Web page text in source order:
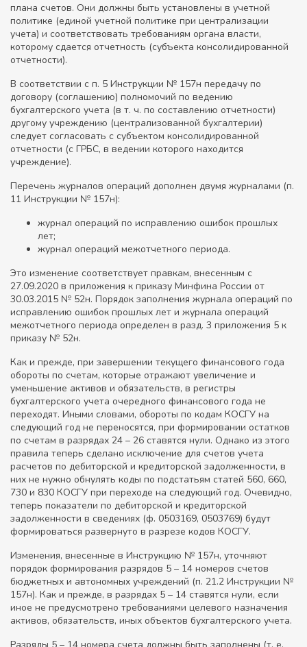
плана счетов. Они должны быть установлены в учетной
политике (единой учетной политике при централизации
учета) и соответствовать требованиям органа власти,
которому сдается отчетность (субъекта консолидированной
отчетности).
В соответствии с п. 5 Инструкции № 157н передачу по
договору (соглашению) полномочий по ведению
бухгалтерского учета (в т. ч. по составлению отчетности)
другому учреждению (централизованной бухгалтерии)
следует согласовать с субъектом консолидированной
отчетности (с ГРБС, в ведении которого находится
учреждение).
Перечень журналов операций дополнен двумя журналами (п.
11 Инструкции № 157н):
журнал операций по исправлению ошибок прошлых
лет;
журнал операций межотчетного периода.
Это изменение соответствует правкам, внесенным с
27.09.2020 в приложения к приказу Минфина России от
30.03.2015 № 52н. Порядок заполнения журнала операций по
исправлению ошибок прошлых лет и журнала операций
межотчетного периода определен в разд. 3 приложения 5 к
приказу № 52н.
Как и прежде, при завершении текущего финансового года
обороты по счетам, которые отражают увеличение и
уменьшение активов и обязательств, в регистры
бухгалтерского учета очередного финансового года не
переходят. Иными словами, обороты по кодам КОСГУ на
следующий год не переносятся, при формировании остатков
по счетам в разрядах 24 – 26 ставятся нули. Однако из этого
правила теперь сделано исключение для счетов учета
расчетов по дебиторской и кредиторской задолженности, в
них не нужно обнулять коды по подстатьям статей 560, 660,
730 и 830 КОСГУ при переходе на следующий год. Очевидно,
теперь показатели по дебиторской и кредиторской
задолженности в сведениях (ф. 0503169, 0503769) будут
формироваться развернуто в разрезе кодов КОСГУ.
Изменения, внесенные в Инструкцию № 157н, уточняют
порядок формирования разрядов 5 – 14 номеров счетов
бюджетных и автономных учреждений (п. 21.2 Инструкции №
157н). Как и прежде, в разрядах 5 – 14 ставятся нули, если
иное не предусмотрено требованиями целевого назначения
активов, обязательств, иных объектов бухгалтерского учета.